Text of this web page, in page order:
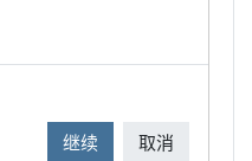
继续 取消